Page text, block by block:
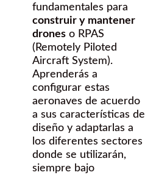
fundamentales para
construir y mantener
drones o RPAS
(Remotely Piloted
Aircraft System).
Aprenderás a
configurar estas
aeronaves de acuerdo
a sus características de
diseño y adaptarlas a
los diferentes sectores
donde se utilizarán,
siempre bajo